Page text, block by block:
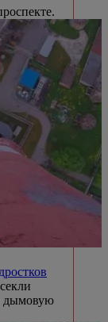
дымовую